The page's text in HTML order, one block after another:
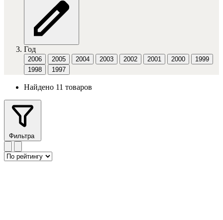
Год
2006 2005 2004 2003 2002 2001 2000
1999
1998
1997
Найдено 11 товаров
Фильтра